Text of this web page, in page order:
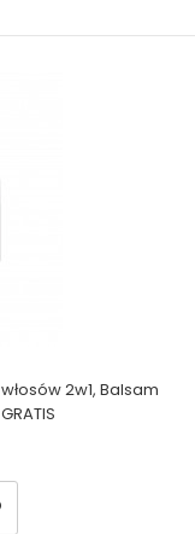
2w1, Balsam